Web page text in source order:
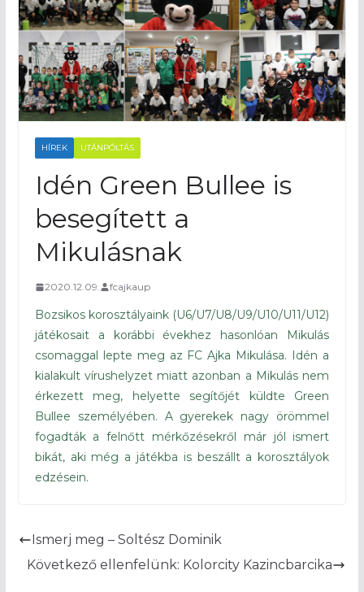
HÍREK UTÁNPÓLTÁS
Idén Green Bullee is
besegített a
Mikulásnak
2020.12.09. fcajkaup
Bozsikos korosztályaink (U6/U7/U8/U9/U10/U11/U12)
játékosait a korábbi évekhez hasonlóan Mikulás
csomaggal lepte meg az FC Ajka Mikulása. Idén a
kialakult vírushelyzet miatt azonban a Mikulás nem
érkezett meg, helyette segítőjét küldte Green
Bullee személyében. A gyerekek nagy örömmel
fogadták a felnőtt mérkőzésekről már jól ismert
bikát, aki még a játékba is beszállt a korosztályok
edzésein.
Ismerj meg – Soltész Dominik
Következő ellenfelünk: Kolorcity Kazincbarcika